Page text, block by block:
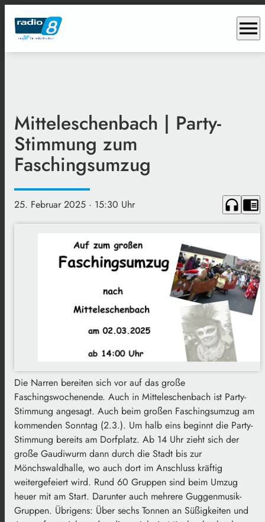
menu
Mitteleschenbach | Party-
Stimmung zum
Faschingsumzug
25. Februar 2025 · 15:30 Uhr headphones chrome_reader_mode
Die Narren bereiten sich vor auf das große
Faschingswochenende. Auch in Mitteleschenbach ist Party-
Stimmung angesagt. Auch beim großen Faschingsumzug am
kommenden Sonntag (2.3.). Um halb eins beginnt die Party-
Stimmung bereits am Dorfplatz. Ab 14 Uhr zieht sich der
große Gaudiwurm dann durch die Stadt bis zur
Mönchswaldhalle, wo auch dort im Anschluss kräftig
weitergefeiert wird. Rund 60 Gruppen sind beim Umzug
heuer mit am Start. Darunter auch mehrere Guggenmusik-
Gruppen. Übrigens: Über sechs Tonnen an Süßigkeiten und